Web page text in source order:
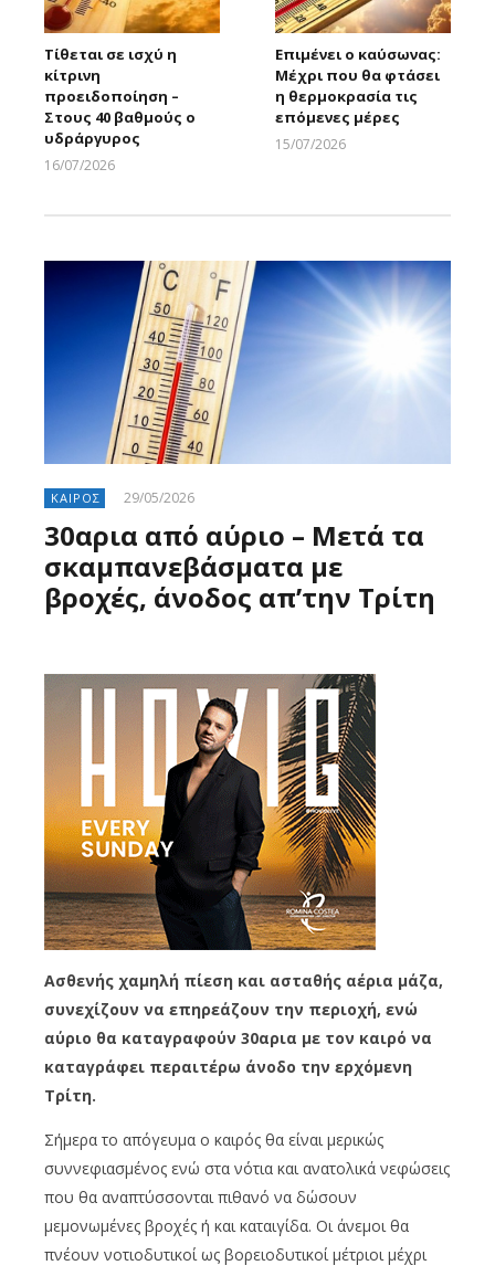
Τίθεται σε ισχύ η
κίτρινη
προειδοποίηση –
Στους 40 βαθμούς ο
υδράργυρος
16/07/2026
Επιμένει ο καύσωνας:
Μέχρι που θα φτάσει
η θερμοκρασία τις
επόμενες μέρες
15/07/2026
ΚΑΙΡΟΣ 29/05/2026
30αρια από αύριο – Μετά τα
σκαμπανεβάσματα με
βροχές, άνοδος απ’την Τρίτη
Ασθενής χαμηλή πίεση και ασταθής αέρια μάζα,
συνεχίζουν να επηρεάζουν την περιοχή, ενώ
αύριο θα καταγραφούν 30αρια με τον καιρό να
καταγράφει περαιτέρω άνοδο την ερχόμενη
Τρίτη.
Σήμερα το απόγευμα ο καιρός θα είναι μερικώς
συννεφιασμένος ενώ στα νότια και ανατολικά νεφώσεις
που θα αναπτύσσονται πιθανό να δώσουν
μεμονωμένες βροχές ή και καταιγίδα. Οι άνεμοι θα
πνέουν νοτιοδυτικοί ως βορειοδυτικοί μέτριοι μέχρι